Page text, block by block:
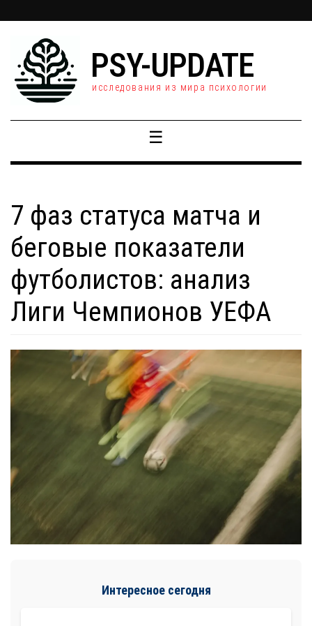
PSY-UPDATE
исследования из мира психологии
☰
7 фаз статуса матча и
беговые показатели
футболистов: анализ
Лиги Чемпионов УЕФА
Интересное сегодня